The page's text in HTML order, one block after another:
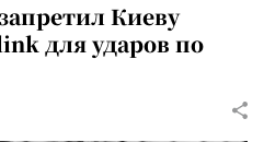
Киеву
для ударов по